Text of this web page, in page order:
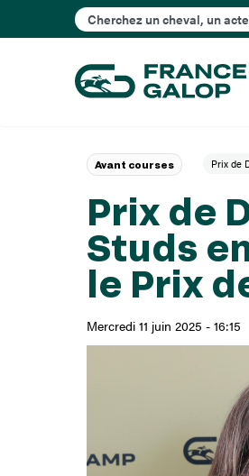
Prix de
Studs
le Prix
Mercredi 11 juin 2025 - 16:15
Avant courses Prix de